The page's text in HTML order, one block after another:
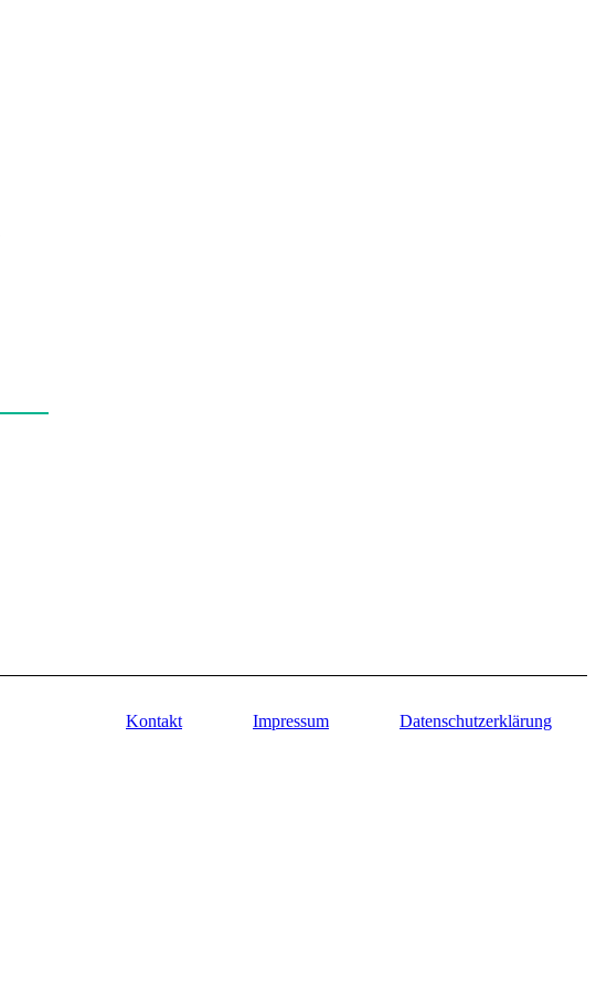
Kontakt Impressum Datenschutzerklärung